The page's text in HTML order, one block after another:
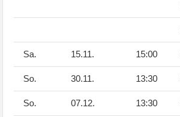
Sa. 15.11. 15:00
So. 30.11. 13:30
So. 07.12. 13:30